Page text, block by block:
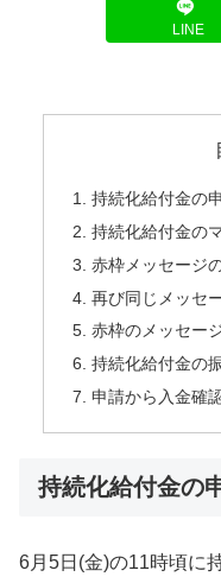
LINE
持続化給付金の
持続化給付金の
赤枠メッセージ
再び同じメッセ
赤枠のメッセー
持続化給付金の
申請から入金確
持続化給付金の
6月5日(金)の11時頃に